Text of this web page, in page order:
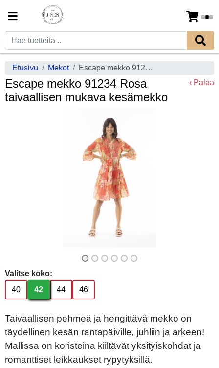
Etusivu Mekot Escape mekko 91234 Rosa taivaallisen mukava kesämekko
Escape mekko 91234 Rosa
taivaallisen mukava kesämekko
‹ Palaa
Valitse koko:
40
42 44 46
Taivaallisen pehmeä ja hengittävä mekko on
täydellinen kesän rantapäiville, juhliin ja arkeen!
Mallissa on koristeina kiiltävät yksityiskohdat ja
romanttiset leikkaukset rypytyksillä.